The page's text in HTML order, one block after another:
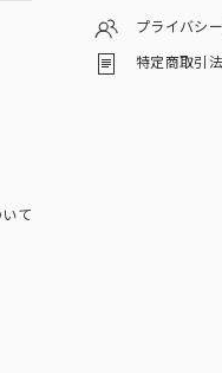
て
プライバシ
特定商取引